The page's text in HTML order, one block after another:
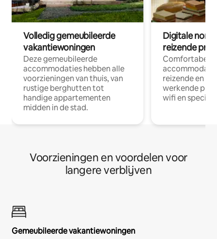
Volledig gemeubileerde
vakantiewoningen
Deze gemeubileerde
accommodaties hebben alle
voorzieningen van thuis, van
rustige berghutten tot
handige appartementen
midden in de stad.
Digitale
reizende
Comfortabele
reizende en
werkende
wifi en
Voorzieningen en voordelen voor
langere verblijven
Gemeubileerde vakantiewoningen